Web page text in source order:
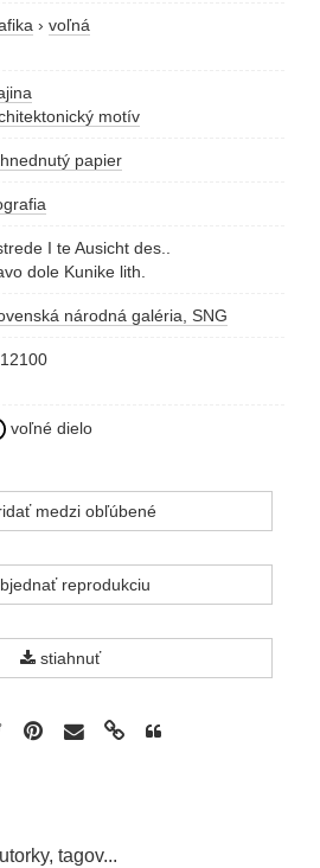
› voľná
motív
papier
I te Ausicht des..
dole Kunike lith.
národná galéria, SNG
voľné dielo
medzi obľúbené
reprodukciu
stiahnuť
tagov...